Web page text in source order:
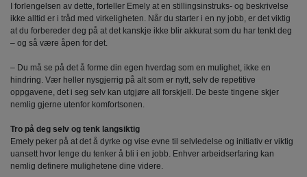
I forlengelsen av dette, forteller Emely at en stillingsinstruks- og beskrivelse
ikke alltid er i tråd med virkeligheten. Når du starter i en ny jobb, er det viktig
at du forbereder deg på at det kanskje ikke blir akkurat som du har tenkt deg
– og så være åpen for det.
– Du må se på det å forme din egen hverdag som en mulighet, ikke en
hindring. Vær heller nysgjerrig på alt som er nytt, selv de repetitive
oppgavene, det i seg selv kan utgjøre all forskjell. De beste tingene skjer
nemlig gjerne utenfor komfortsonen.
Tro på deg selv og tenk langsiktig
Emely peker på at det å dyrke og vise evne til selvledelse og initiativ er viktig
uansett hvor lenge du tenker å bli i en jobb. Enhver arbeidserfaring kan
nemlig definere mulighetene dine videre.